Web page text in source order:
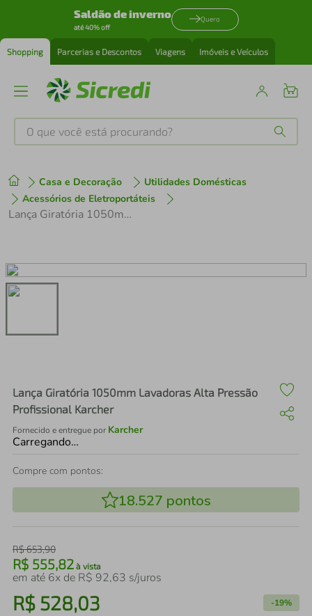
Saldão de inverno
até 40% off
Quero
Shopping Parcerias e Descontos Viagens Imóveis e Veículos
O que você está procurando?
Casa e Decoração
Utilidades Domésticas
Acessórios de Eletroportáteis
Lança Giratória 1050mm Lavadoras Alta Pressão Profissional Karcher
Lança Giratória 1050mm Lavadoras Alta Pressão
Profissional Karcher
Fornecido e entregue por Karcher
Carregando…
Compre com pontos:
18.527 pontos
R$653,90
R$ 555,82 à vista
em até 6x de R$ 92,63 s/juros
R$ 528,03 -19%
1º tenis